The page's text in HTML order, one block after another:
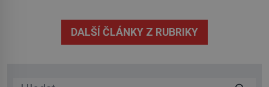
třicítka šperků působí hravě a zároveň rafinovaně.
Spolupráce mezi značkou Swarovski a zpěvačkou a
DALŠÍ ČLÁNKY Z RUBRIKY